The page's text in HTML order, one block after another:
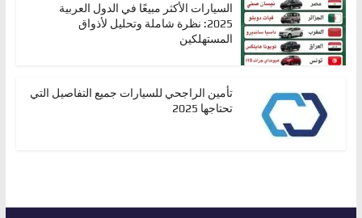
السيارات الأكثر مبيعًا في الدول العربية
2025: نظرة شاملة وتحليل لأذواق
المستهلكين
تأمين الراجحي للسيارات جميع التفاصيل التي
تحتاجها 2025